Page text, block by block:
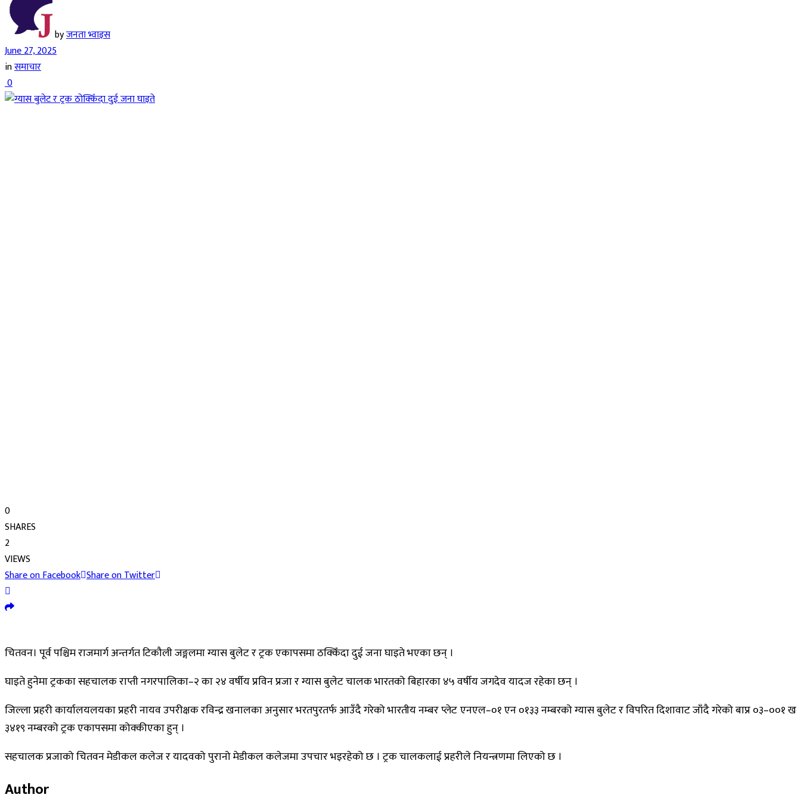
byजनता भ्वाइस
June 27, 2025
inसमाचार
0
0
SHARES
2
VIEWS
Share on Facebook Share on Twitter
चितवन। पूर्व पश्चिम राजमार्ग अन्तर्गत टिकौली जङ्गलमा ग्यास बुलेट र ट्रक एकापसमा ठक्किँदा दुई जना घाइते भएका छन् ।
घाइते हुनेमा ट्रकका सहचालक राप्ती नगरपालिका–२ का २४ वर्षीय प्रविन प्रजा र ग्यास बुलेट चालक भारतको बिहारका ४५ वर्षीय जगदेव यादज रहेका छन् ।
जिल्ला प्रहरी कार्यालयलयका प्रहरी नायव उपरीक्षक रविन्द्र खनालका अनुसार भरतपुरतर्फ आउँदै गरेको भारतीय नम्बर प्लेट एनएल–०१ एन ०१३३ नम्बरको ग्यास बुलेट र विपरित दिशावाट जाँदै गरेको बाप्र ०३–००१ ख
३४१९ नम्बरको ट्रक एकापसमा कोक्कीएका हुन् ।
सहचालक प्रजाको चितवन मेडीकल कलेज र यादवको पुरानो मेडीकल कलेजमा उपचार भइरहेको छ । ट्रक चालकलाई प्रहरीले नियन्त्रणमा लिएको छ ।
Author